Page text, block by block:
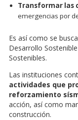
Transformar las
emergencias por
Es así como se
Desarrollo
Sostenibles.
Las instituciones
actividades que
reforzamiento
acción, así como
construcción.